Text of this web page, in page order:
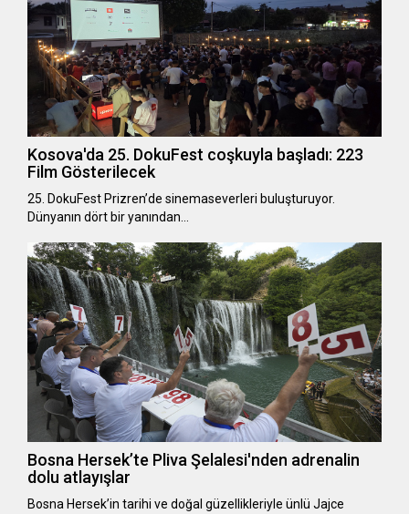
Kosova'da 25. DokuFest coşkuyla başladı: 223
Film Gösterilecek
25. DokuFest Prizren’de sinemaseverleri buluşturuyor.
Dünyanın dört bir yanından…
Bosna Hersek’te Pliva Şelalesi'nden adrenalin
dolu atlayışlar
Bosna Hersek’in tarihi ve doğal güzellikleriyle ünlü Jajce